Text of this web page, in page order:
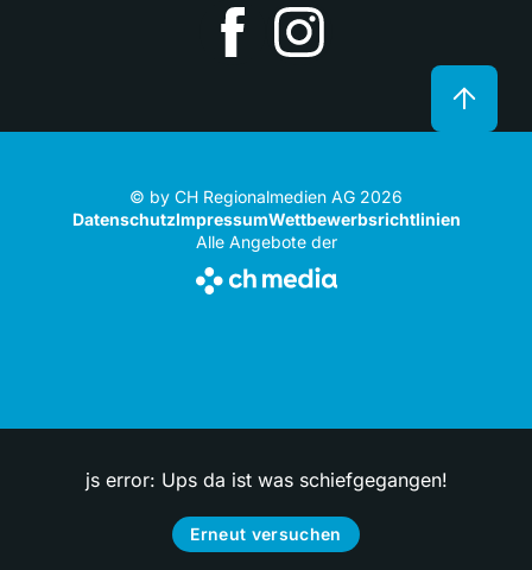
© by CH Regionalmedien AG 2026
DatenschutzImpressumWettbewerbsrichtlinien
Alle Angebote der
js error: Ups da ist was schiefgegangen!
Erneut versuchen